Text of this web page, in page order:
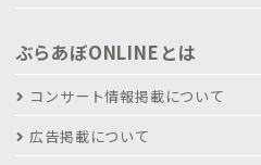
ぶらあぼONLINEとは
コンサート情報掲載について
広告掲載について